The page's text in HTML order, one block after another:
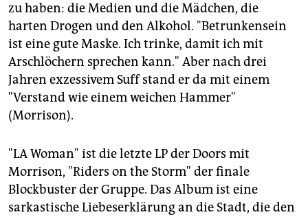
zu haben: die Medien und die Mädchen, die
harten Drogen und den Alkohol. "Betrunkensein
ist eine gute Maske. Ich trinke, damit ich mit
Arschlöchern sprechen kann." Aber nach drei
Jahren exzessivem Suff stand er da mit einem
"Verstand wie einem weichen Hammer"
(Morrison).
"LA Woman" ist die letzte LP der Doors mit
Morrison, "Riders on the Storm" der finale
Blockbuster der Gruppe. Das Album ist eine
sarkastische Liebeserklärung an die Stadt, die den